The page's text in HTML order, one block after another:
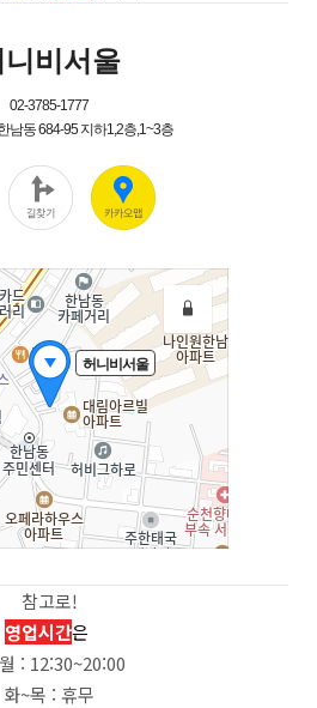
참고로!
영업시간은
: 12:30~20:00
화~목 : 휴무